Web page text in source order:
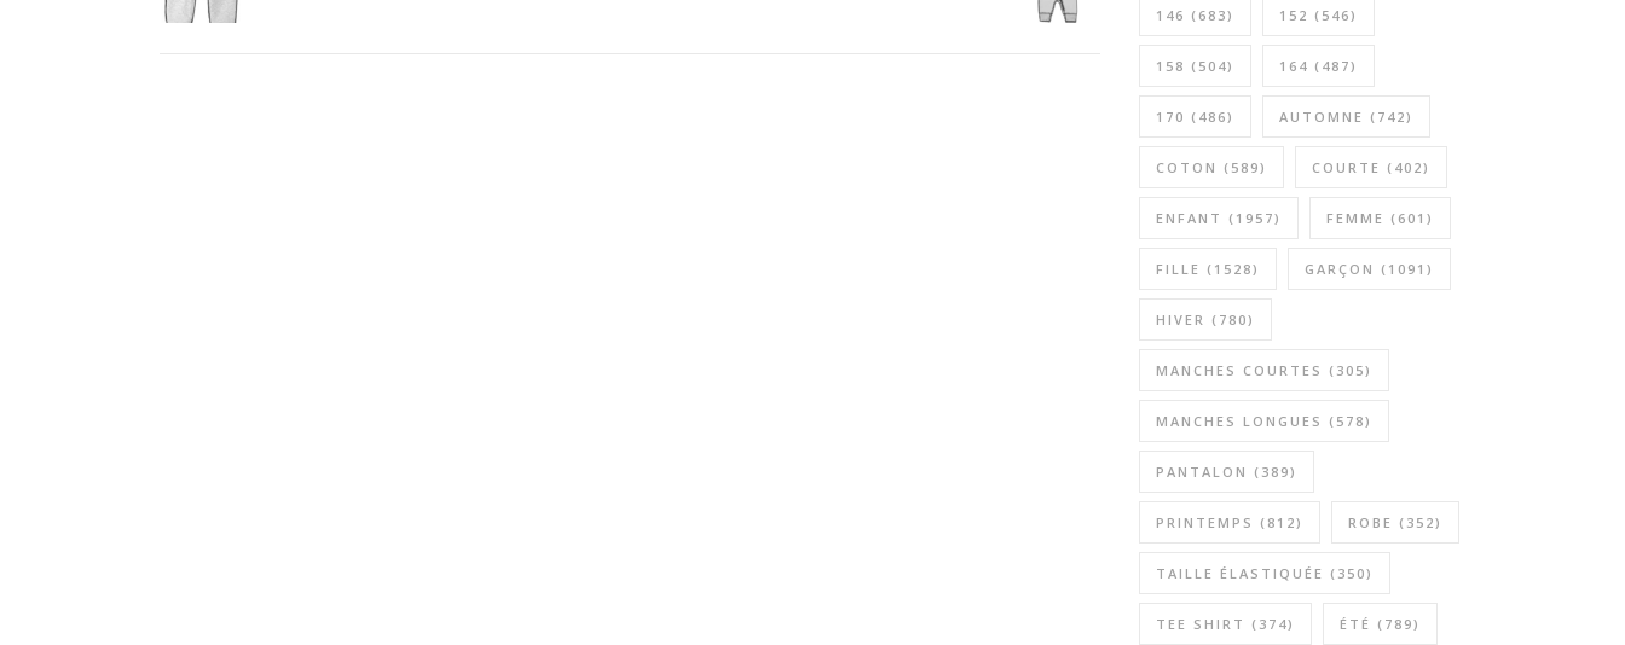
146 (683) 152 (546)
158 (504) 164 (487)
170 (486) AUTOMNE (742)
COTON (589) COURTE (402)
ENFANT (1957) FEMME (601)
FILLE (1528) GARÇON (1091)
HIVER (780)
MANCHES COURTES (305)
MANCHES LONGUES (578)
PANTALON (389)
PRINTEMPS (812) ROBE (352)
TAILLE ÉLASTIQUÉE (350)
TEE SHIRT (374) ÉTÉ (789)